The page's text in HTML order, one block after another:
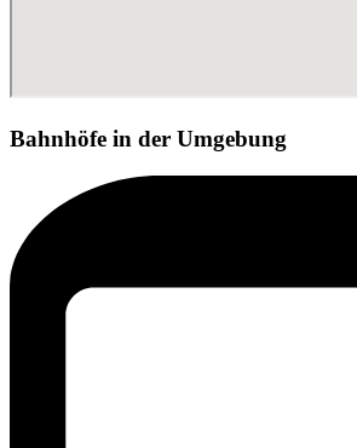
Bahnhöfe in der Umgebung